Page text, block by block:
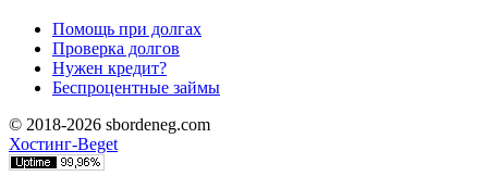
Помощь при долгах
Проверка долгов
Нужен кредит?
Беспроцентные займы
© 2018-2026 sbordeneg.com
Хостинг-Beget